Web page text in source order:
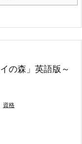
の森」英語版～
資格